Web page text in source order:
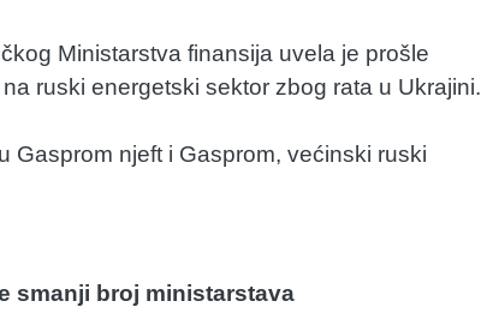
Ministarstva finansija uvela je prošle
ruski energetski sektor zbog rata u Ukrajini.
Gasprom njeft i Gasprom, većinski ruski
smanji broj ministarstava